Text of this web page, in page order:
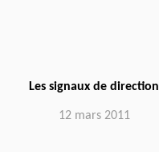
Les signaux de direction
12 mars 2011